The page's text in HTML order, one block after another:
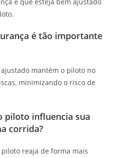
é tão importante
mantém o piloto no
minimizando o risco de
piloto influencia sua
corrida?
reaja de forma mais